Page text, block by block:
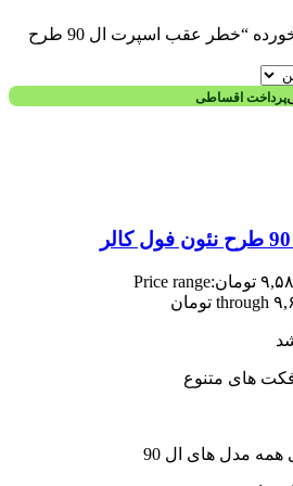
محصولات برچسب خورده “خطر عقب اسپرت ال 90 طرح
پرداخت اقساطی
تومانPrice range:
های متنوع
مدل های ال 90